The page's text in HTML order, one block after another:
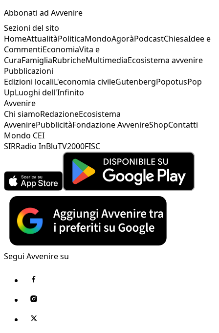
Abbonati ad Avvenire
Sezioni del sito
HomeAttualitàPoliticaMondoAgoràPodcastChiesaIdee e
CommentiEconomiaVita e
CuraFamigliaRubricheMultimediaEcosistema avvenire
Pubblicazioni
Edizioni localiL'economia civileGutenbergPopotusPop
UpLuoghi dell'Infinito
Avvenire
Chi siamoRedazioneEcosistema
AvvenirePubblicitàFondazione AvvenireShopContatti
Mondo CEI
SIRRadio InBluTV2000FISC
Segui Avvenire su